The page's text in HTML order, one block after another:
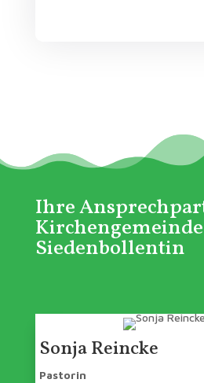
Ihre
Kirchengemeinde
Siedenbollentin
Sonja Reincke
Pastorin